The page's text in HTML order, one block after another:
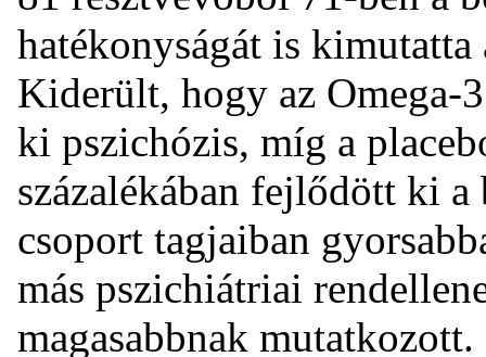
hatékonyságát is kimutatta
Kiderült, hogy az Omega-
ki pszichózis, míg a
százalékában fejlődött ki a
csoport tagjaiban
más pszichiátriai
magasabbnak mutatkozott.